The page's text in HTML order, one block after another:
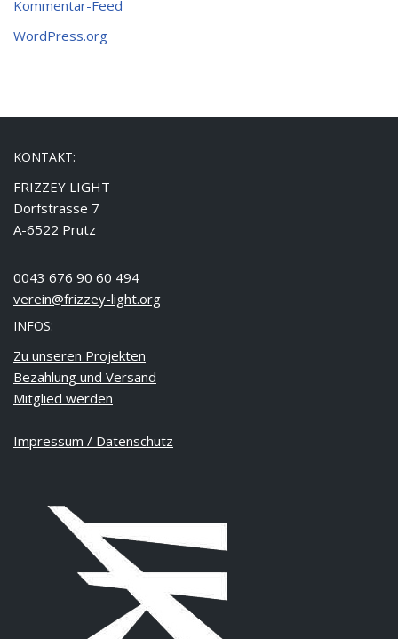
Kommentar-Feed
WordPress.org
KONTAKT:
FRIZZEY LIGHT
Dorfstrasse 7
A-6522 Prutz
0043 676 90 60 494
verein@frizzey-light.org
INFOS:
Zu unseren Projekten
Bezahlung und Versand
Mitglied werden
Impressum / Datenschutz